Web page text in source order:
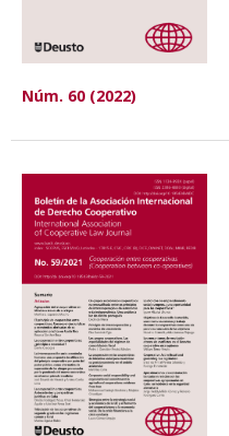
Núm. 60 (2022)